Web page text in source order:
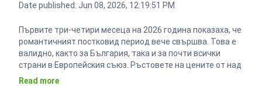
Date published: Jun 08, 2026, 12:19:51 PM
Първите три-четири месеца на 2026 година показаха, че
романтичният постковид период вече свършва. Това е
валидно, както за България, така и за почти всички
страни в Европейския съюз. Ръстовете на цените от над
15% на годишна база постепенно ще останат в миналото
Read more